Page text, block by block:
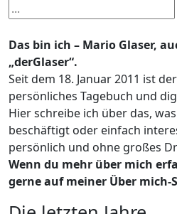
Das bin ich – Mario Glaser,
„derGlaser“.
Seit dem 18. Januar 2011 ist
persönliches Tagebuch und
Hier schreibe ich über das,
beschäftigt oder einfach
persönlich und ohne großes
Wenn du mehr über mich
gerne auf meiner Über mich-